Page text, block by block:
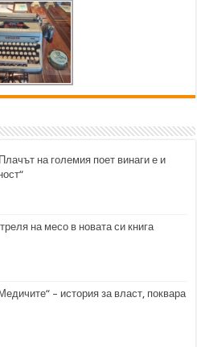
на големия поет винаги е и
на месо в новата си книга
– история за власт, поквара